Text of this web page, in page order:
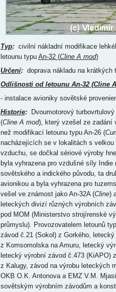
Typ:civilní nákladní modifikace
letounu typu An-32 (Cline A mod)
Určení:doprava nákladu na krátkých
Odlišnosti od letounu An-32 (Cline
- instalace avioniky sovětské
Historie:Dvoumotorový turbovrtulový
(Cline A mod), který vzešel ze zadání
než modifikací letounu typu An-26 (
nacházejících se v lokalitách s
vzduchu, se dočkal sériové výroby
byla vyhrazena pro vzdušné síly
sovětského a indického původu, ta
avionikou a byla vyhrazena pro
vešel ve známost jako An-32A (Cline)
leteckých divizí různých výrobních
pod MOM (Ministerstvo strojírenské
průmyslu). Provozovatelem letounů
závod č.21 (Sokol) z Gorkého,
z Komsomolska na Amuru, letecký
letecký výrobní závod č.473 (KiAPO)
z Kalugy, závod na výrobu leteckých
OKB O.K. Antonova a EMZ V.M.
sovětským výrobním závodům a